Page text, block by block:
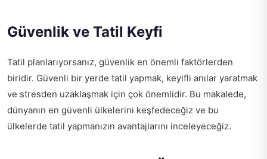
Güvenlik ve Tatil Keyfi
Tatil planlarıyorsanız, güvenlik en önemli faktörlerden
biridir. Güvenli bir yerde tatil yapmak, keyifli anılar yaratmak
ve stresden uzaklaşmak için çok önemlidir. Bu makalede,
dünyanın en güvenli ülkelerini keşfedeceğiz ve bu
ülkelerde tatil yapmanızın avantajlarını inceleyeceğiz.